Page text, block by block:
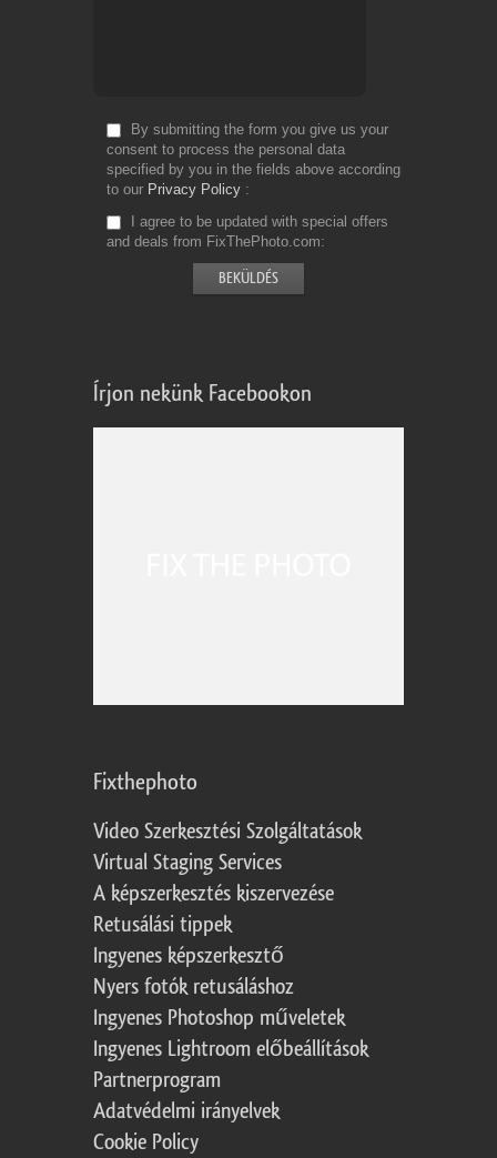
By submitting the form you give us your
consent to process the personal data
specified by you in the fields above according
to our Privacy Policy
I agree to be updated with special offers
and deals from FixThePhoto.com
Írjon nekünk Facebookon
Fixthephoto
Video Szerkesztési Szolgáltatások
Virtual Staging Services
A képszerkesztés kiszervezése
Retusálási tippek
Ingyenes képszerkesztő
Nyers fotók retusáláshoz
Ingyenes Photoshop műveletek
Ingyenes Lightroom előbeállítások
Partnerprogram
Adatvédelmi irányelvek
Cookie Policy